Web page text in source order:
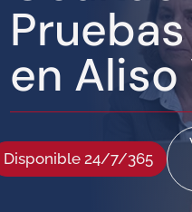
en
Disponible 24/7/365